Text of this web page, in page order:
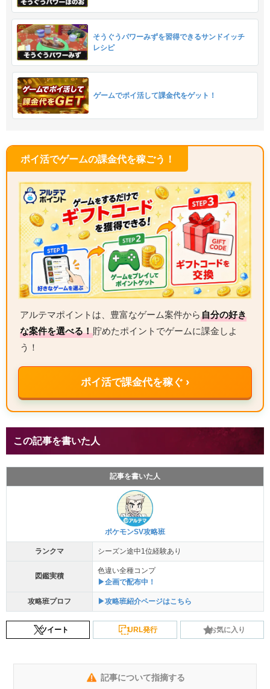
そうぐうパワーみずを習得できるサンドイッチ
レシピ
ゲームでポイ活して課金代をゲット！
ポイ活でゲームの課金代を稼ごう！
アルテマポイントは、豊富なゲーム案件から自分の好き
な案件を選べる！貯めたポイントでゲームに課金しよ
う！
ポイ活で課金代を稼ぐ ›
この記事を書いた人
記事を書いた人
ポケモンSV攻略班
ランクマ シーズン途中1位経験あり
図鑑実積
色違い全種コンプ
▶企画で配布中！
攻略班プロフ ▶攻略班紹介ページはこちら
ツイート URL発行 お気に入り
記事について指摘する